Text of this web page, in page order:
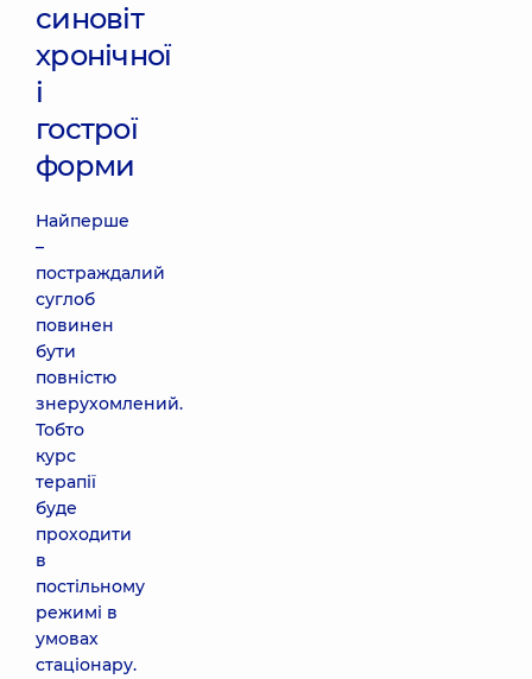
синовіт
хронічної
і
гострої
форми
Найперше
–
постраждалий
суглоб
повинен
бути
повністю
знерухомлений.
Тобто
курс
терапії
буде
проходити
в
постільному
режимі в
умовах
стаціонару.